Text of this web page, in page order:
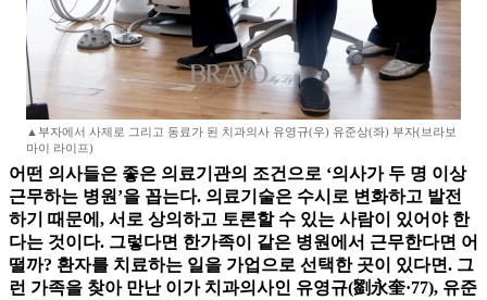
▲부자에서 사제로 그리고 동료가 된 치과의사 유영규(우) 유준상(좌) 부자(브라보
마이 라이프)
어떤 의사들은 좋은 의료기관의 조건으로 ‘의사가 두 명 이상
근무하는 병원’을 꼽는다. 의료기술은 수시로 변화하고 발전
하기 때문에, 서로 상의하고 토론할 수 있는 사람이 있어야 한
다는 것이다. 그렇다면 한가족이 같은 병원에서 근무한다면 어
떨까? 환자를 치료하는 일을 가업으로 선택한 곳이 있다면. 그
런 가족을 찾아 만난 이가 치과의사인 유영규(劉永奎·77), 유준